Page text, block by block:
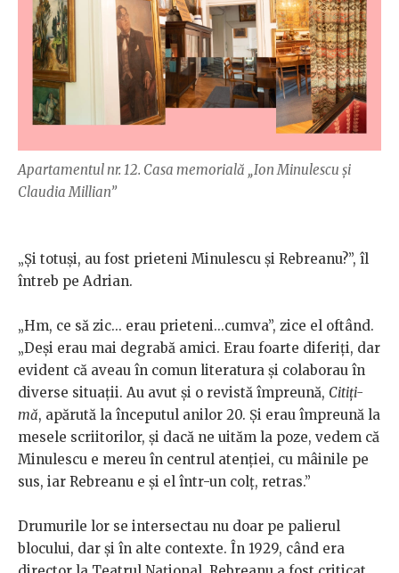
Apartamentul nr. 12. Casa memorială „Ion Minulescu și
Claudia Millian”
„Și totuși, au fost prieteni Minulescu și Rebreanu?”, îl
întreb pe Adrian.
„Hm, ce să zic... erau prieteni...cumva”, zice el oftând.
„Deși erau mai degrabă amici. Erau foarte diferiți, dar
evident că aveau în comun literatura și colaborau în
diverse situații. Au avut și o revistă împreună, Citiți-
mă, apărută la începutul anilor 20. Și erau împreună la
mesele scriitorilor, și dacă ne uităm la poze, vedem că
Minulescu e mereu în centrul atenției, cu mâinile pe
sus, iar Rebreanu e și el într-un colț, retras.”
Drumurile lor se intersectau nu doar pe palierul
blocului, dar și în alte contexte. În 1929, când era